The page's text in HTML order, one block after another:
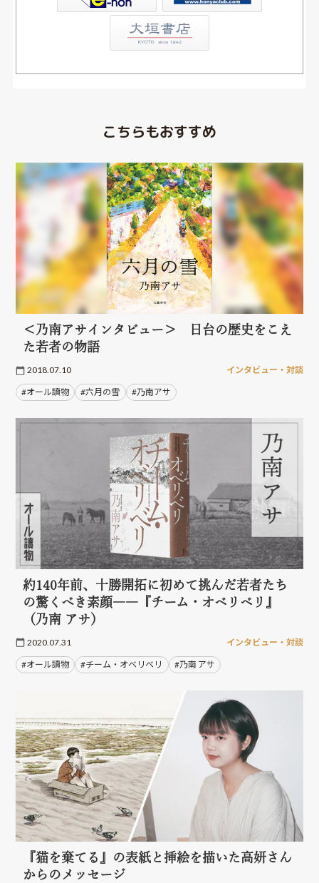
こちらもおすすめ
＜乃南アサインタビュー＞ 日台の歴史をこえ
た若者の物語
2018.07.10 インタビュー・対談
#オール讀物 #六月の雪 #乃南アサ
約140年前、十勝開拓に初めて挑んだ若者たち
の驚くべき素顔――『チーム・オベリベリ』
（乃南 アサ）
2020.07.31 インタビュー・対談
#オール讀物 #チーム・オベリベリ #乃南 アサ
『猫を棄てる』の表紙と挿絵を描いた高妍さん
からのメッセージ